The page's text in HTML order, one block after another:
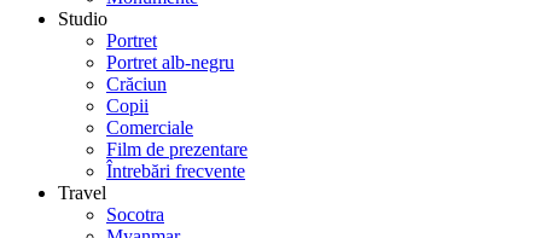
Studio
Portret
Portret alb-negru
Crăciun
Copii
Comerciale
Film de prezentare
Întrebări frecvente
Travel
Socotra